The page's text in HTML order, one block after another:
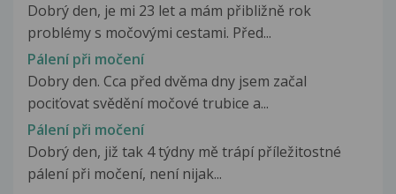
Dobrý den, je mi 23 let a mám přibližně rok
problémy s močovými cestami. Před...
Pálení při močení
Dobry den. Cca před dvěma dny jsem začal
pociťovat svědění močové trubice a...
Pálení při močení
Dobrý den, již tak 4 týdny mě trápí příležitostné
pálení při močení, není nijak...